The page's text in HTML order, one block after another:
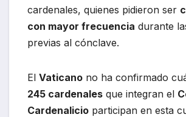
cardenales, quienes pidieron ser
con mayor frecuencia durante
previas al cónclave.
El Vaticano no ha confirmado
245 cardenales que integran el
Cardenalicio participan en esta